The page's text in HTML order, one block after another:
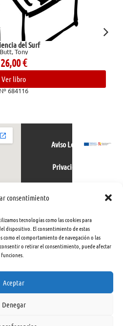
consentimiento
tecnologías como las cookies para
dispositivo. El consentimiento de estas
el comportamiento de navegación o las
o retirar el consentimiento, puede afectar
Aceptar
Denegar
del Surf
Butt, Tony
26,00€
Ver libro
684116
Aviso Legal
Privacidad